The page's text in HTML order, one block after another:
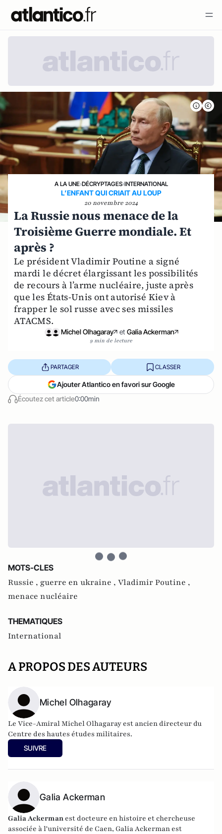
A LA UNE›DÉCRYPTAGES›INTERNATIONAL
L’ENFANT QUI CRIAIT AU LOUP
20 novembre 2024
La Russie nous menace de la
Troisième Guerre mondiale. Et
après ?
Le président Vladimir Poutine a signé
mardi le décret élargissant les possibilités
de recours à l’arme nucléaire, juste après
que les États-Unis ont autorisé Kiev à
frapper le sol russe avec ses missiles
ATACMS.
Michel Olhagaray et Galia Ackerman
9 min de lecture
Écoutez cet article0:00min
PARTAGER CLASSER
Ajouter Atlantico en favori sur Google
MOTS-CLES
Russie , guerre en ukraine , Vladimir Poutine ,
menace nucléaire
THEMATIQUES
International
A PROPOS DES AUTEURS
Michel Olhagaray
Le Vice-Amiral Michel Olhagaray est ancien directeur du
Centre des hautes études militaires.
SUIVRE
Galia Ackerman
Galia Ackerman est docteure en histoire et chercheuse
associée à l'université de Caen, Galia Ackerman est